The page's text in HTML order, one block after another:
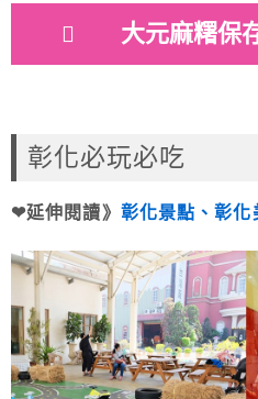
大元麻糬保
彰化必玩必吃
❤延伸閱讀》 彰化景點、彰化